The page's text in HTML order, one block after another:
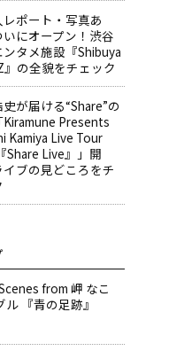
レポート・写真あ
いにオープン！渋谷
ンタメ施設『Shibuya
』の全貌をチェック
が届ける“Share”の
Kiramune Presents
Kamiya Live Tour
Share Live』」開
ブの見どころをチ
from 岬 なこ
『青の足跡』